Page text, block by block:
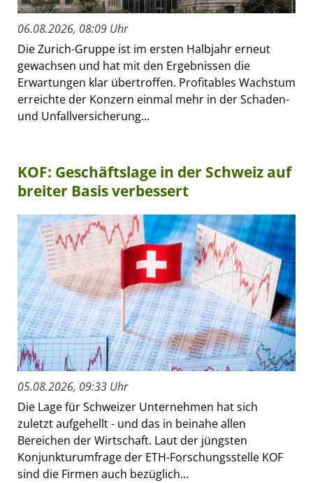
06.08.2026, 08:09 Uhr
Die Zurich-Gruppe ist im ersten Halbjahr erneut
gewachsen und hat mit den Ergebnissen die
Erwartungen klar übertroffen. Profitables Wachstum
erreichte der Konzern einmal mehr in der Schaden-
und Unfallversicherung...
KOF: Geschäftslage in der Schweiz auf
breiter Basis verbessert
05.08.2026, 09:33 Uhr
Die Lage für Schweizer Unternehmen hat sich
zuletzt aufgehellt - und das in beinahe allen
Bereichen der Wirtschaft. Laut der jüngsten
Konjunkturumfrage der ETH-Forschungsstelle KOF
sind die Firmen auch bezüglich...